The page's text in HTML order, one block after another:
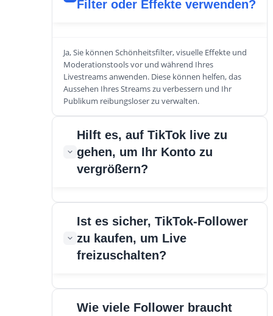
Filter oder Effekte verwenden?
Ja, Sie können Schönheitsfilter, visuelle Effekte und
Moderationstools vor und während Ihres
Livestreams anwenden. Diese können helfen, das
Aussehen Ihres Streams zu verbessern und Ihr
Publikum reibungsloser zu verwalten.
Hilft es, auf TikTok live zu
gehen, um Ihr Konto zu
vergrößern?
Absolut. Live-Streams neigen dazu, die Sichtbarkeit
zu erhöhen, neue Follower zu gewinnen und das
Engagement mit Ihrem bestehenden Publikum zu
vertiefen, besonders wenn Ihre Inhalte zur Echtzeit-
Ist es sicher, TikTok-Follower
zu kaufen, um Live
freizuschalten?
Es hängt davon ab, wo Sie kaufen. Die Nutzung einer
Wie viele Follower braucht